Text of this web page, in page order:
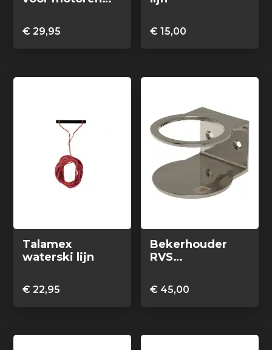
€ 29,95 € 15,00
Talamex
waterski lijn
€ 22,95
Bekerhouder
RVS
€ 45,00